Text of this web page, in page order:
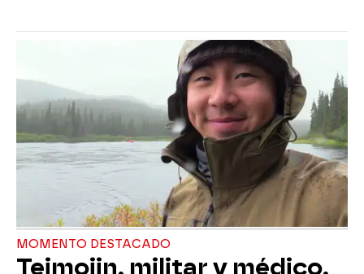
MOMENTO DESTACADO
Teimojin, militar y médico,